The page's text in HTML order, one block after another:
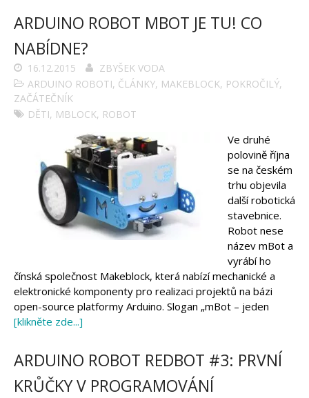
ARDUINO ROBOT MBOT JE TU! CO
NABÍDNE?
16.12.2015
ZBYŠEK VODA
ARDUINO ROBOTI, ČLÁNKY, MAKEBLOCK, POKROČILÝ,
ZAČÁTEČNÍK
DĚTI, MBLOCK, ROBOT
Ve druhé
polovině října
se na českém
trhu objevila
další robotická
stavebnice.
Robot nese
název mBot a
vyrábí ho
čínská společnost Makeblock, která nabízí mechanické a
elektronické komponenty pro realizaci projektů na bázi
open-source platformy Arduino. Slogan „mBot – jeden
[klikněte zde...]
ARDUINO ROBOT REDBOT #3: PRVNÍ
KRŮČKY V PROGRAMOVÁNÍ